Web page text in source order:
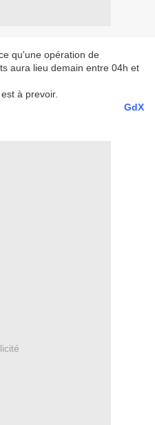
qu'une opération de
aura lieu demain entre 04h et
à prevoir.
GdX